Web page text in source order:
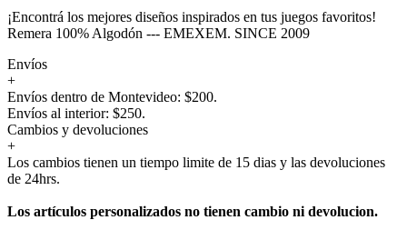
¡Encontrá los mejores diseños inspirados en tus juegos favoritos!
Remera 100% Algodón --- EMEXEM. SINCE 2009
Envíos
+
Envíos dentro de Montevideo: $200.
Envíos al interior: $250.
Cambios y devoluciones
+
Los cambios tienen un tiempo limite de 15 dias y las devoluciones
de 24hrs.
Los artículos personalizados no tienen cambio ni devolucion.